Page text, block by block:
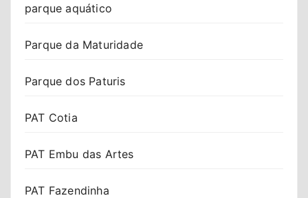
parque aquático
Parque da Maturidade
Parque dos Paturis
PAT Cotia
PAT Embu das Artes
PAT Fazendinha